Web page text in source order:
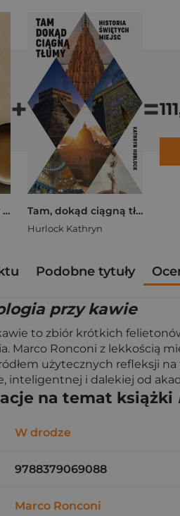
Dabar. Teologia przy kawie
+
Tam, dokąd ciągną tłumy. Historia świętych miejsc
Hurlock Kathryn
=
Podobne tytuły
przy kawie
to zbiór krótkich
Marco Ronconi z lekkością
użytecznych refleksji
i dalekiej od
na temat książki
W drodze
9788379069088
Marco Ronconi